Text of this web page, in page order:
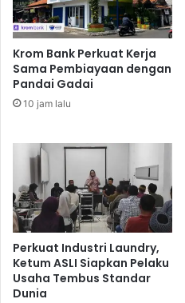
i
c
e
h
c
e
n
g
g
a
A
u
t
Krom Bank Perkuat Kerja
Sama Pembiayaan dengan
Pandai Gadai
10 jam lalu
Perkuat Industri Laundry,
Ketum ASLI Siapkan Pelaku
Usaha Tembus Standar
Dunia